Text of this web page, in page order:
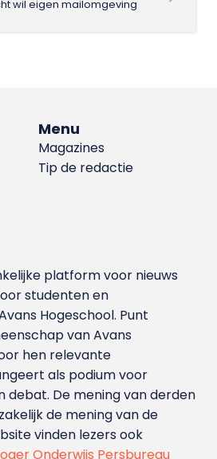
wil eigen mailomgeving
Menu
Magazines
Tip de redactie
platform voor nieuws
studenten en
Hoge­school. Punt
van Avans
hen relevante
als podium voor
debat. De mening van derden
de mening van de
vinden lezers ook
Onderwijs Persbureau